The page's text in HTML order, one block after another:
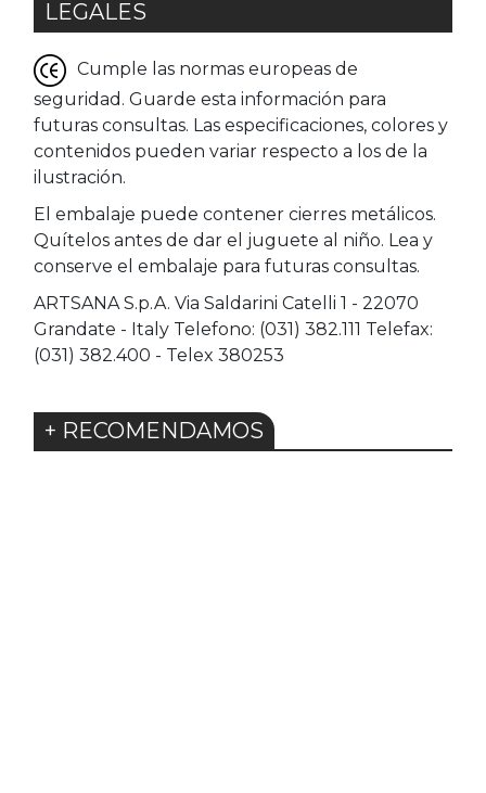
LEGALES
Cumple las normas europeas de
seguridad. Guarde esta información para
futuras consultas. Las especificaciones, colores y
contenidos pueden variar respecto a los de la
ilustración.
El embalaje puede contener cierres metálicos.
Quítelos antes de dar el juguete al niño. Lea y
conserve el embalaje para futuras consultas.
ARTSANA S.p.A. Via Saldarini Catelli 1 - 22070
Grandate - Italy Telefono: (031) 382.111 Telefax:
(031) 382.400 - Telex 380253
+ RECOMENDAMOS